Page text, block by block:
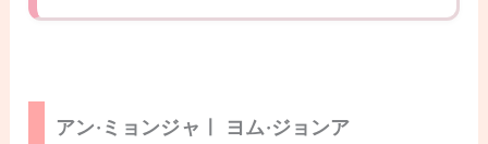
アン·ミョンジャㅣ ヨム·ジョンア